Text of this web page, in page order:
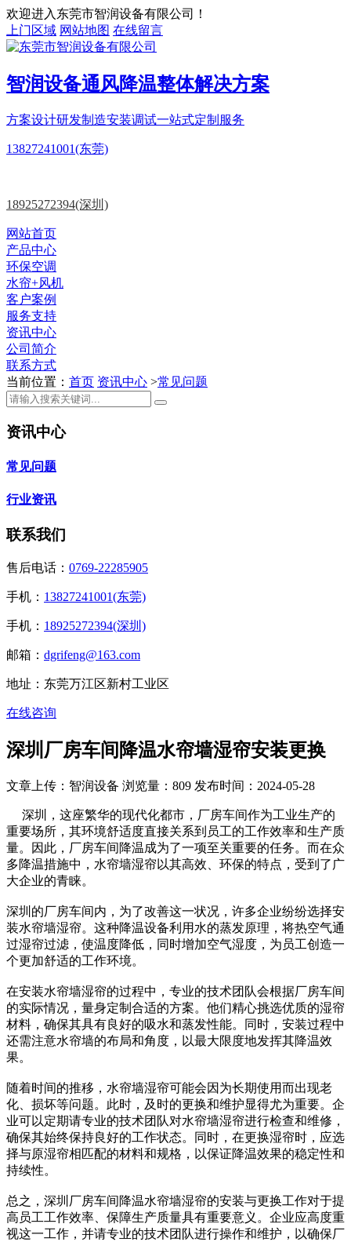
欢迎进入东莞市智润设备有限公司！
上门区域 网站地图 在线留言
智润设备通风降温整体解决方案
方案设计研发制造安装调试一站式定制服务
13827241001(东莞)
18925272394(深圳)
网站首页
产品中心
环保空调
水帘+风机
客户案例
服务支持
资讯中心
公司简介
联系方式
当前位置： 首页 资讯中心 >常见问题
资讯中心
常见问题
行业资讯
联系我们
售后电话： 0769-22285905
手机： 13827241001(东莞)
手机： 18925272394(深圳)
邮箱： dgrifeng@163.com
地址：东莞万江区新村工业区
在线咨询
深圳厂房车间降温水帘墙湿帘安装更换
文章上传：智润设备 浏览量：809 发布时间：2024-05-28
深圳，这座繁华的现代化都市，厂房车间作为工业生产的
重要场所，其环境舒适度直接关系到员工的工作效率和生产质
量。因此，厂房车间降温成为了一项至关重要的任务。而在众
多降温措施中，水帘墙湿帘以其高效、环保的特点，受到了广
大企业的青睐。
深圳的厂房车间内，为了改善这一状况，许多企业纷纷选择安
装水帘墙湿帘。这种降温设备利用水的蒸发原理，将热空气通
过湿帘过滤，使温度降低，同时增加空气湿度，为员工创造一
个更加舒适的工作环境。
在安装水帘墙湿帘的过程中，专业的技术团队会根据厂房车间
的实际情况，量身定制合适的方案。他们精心挑选优质的湿帘
材料，确保其具有良好的吸水和蒸发性能。同时，安装过程中
还需注意水帘墙的布局和角度，以最大限度地发挥其降温效
果。
随着时间的推移，水帘墙湿帘可能会因为长期使用而出现老
化、损坏等问题。此时，及时的更换和维护显得尤为重要。企
业可以定期请专业的技术团队对水帘墙湿帘进行检查和维修，
确保其始终保持良好的工作状态。同时，在更换湿帘时，应选
择与原湿帘相匹配的材料和规格，以保证降温效果的稳定性和
持续性。
总之，深圳厂房车间降温水帘墙湿帘的安装与更换工作对于提
高员工工作效率、保障生产质量具有重要意义。企业应高度重
视这一工作，并请专业的技术团队进行操作和维护，以确保厂